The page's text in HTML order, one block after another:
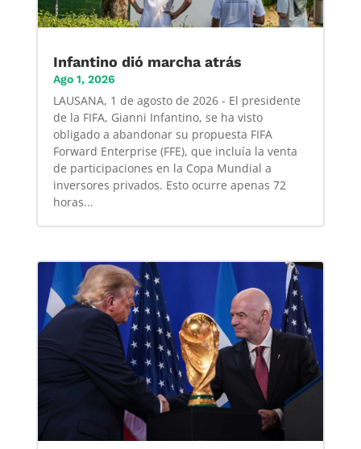
Infantino dió marcha atrás
Ago 1, 2026
LAUSANA, 1 de agosto de 2026 - El presidente
de la FIFA, Gianni Infantino, se ha visto
obligado a abandonar su propuesta FIFA
Forward Enterprise (FFE), que incluía la venta
de participaciones en la Copa Mundial a
inversores privados. Esto ocurre apenas 72
horas...